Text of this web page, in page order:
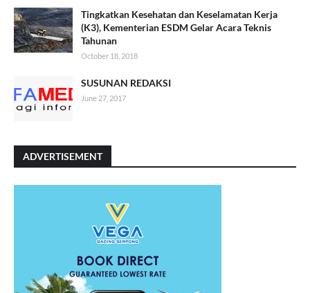
Tingkatkan Kesehatan dan Keselamatan Kerja
(K3), Kementerian ESDM Gelar Acara Teknis
Tahunan
October 18, 2018
SUSUNAN REDAKSI
June 27, 2017
ADVERTISEMENT